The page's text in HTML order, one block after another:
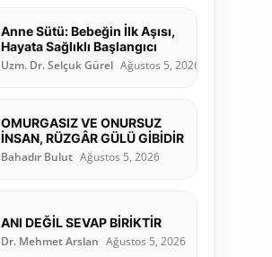
Anne Sütü: Bebeğin İlk Aşısı,
Hayata Sağlıklı Başlangıcı
Uzm. Dr. Selçuk Gürel Ağustos 5, 2026
OMURGASIZ VE ONURSUZ
İNSAN, RÜZGÂR GÜLÜ GİBİDİR
Bahadır Bulut Ağustos 5, 2026
ANI DEĞİL SEVAP BİRİKTİR
Dr. Mehmet Arslan Ağustos 5, 2026